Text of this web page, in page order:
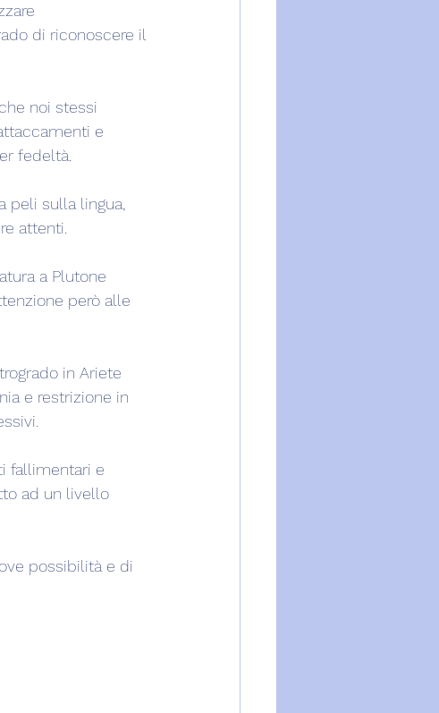
di riconoscere il
noi stessi
e
fedeltà.
peli sulla lingua,
attenti.
a Plutone
però alle
in Ariete
e restrizione in
fallimentari e
ad un livello
possibilità e di